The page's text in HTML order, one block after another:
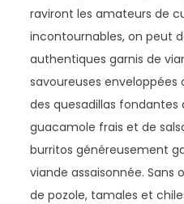
raviront les amateurs de
incontournables, on peut
authentiques garnis de
savoureuses
des quesadillas
guacamole frais et de
burritos généreusement
viande assaisonnée. Sans
de pozole, tamales et